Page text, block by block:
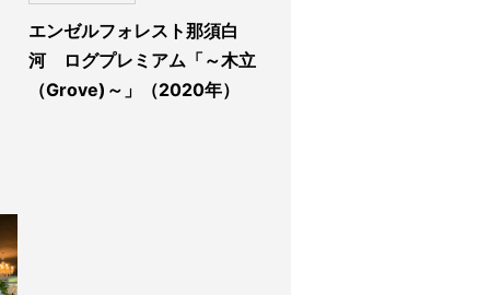
エンゼルフォレスト那須白
河 ログプレミアム「～木立
（Grove)～」（2020年）